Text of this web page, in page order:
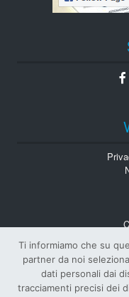
Ti informiamo che su
partner da noi
dati personali dai
tracciamenti precisi dei